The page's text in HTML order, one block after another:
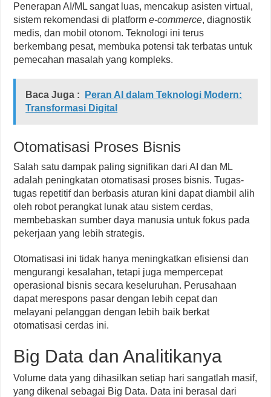
Penerapan AI/ML sangat luas, mencakup asisten virtual,
sistem rekomendasi di platforme-commerce, diagnostik
medis, dan mobil otonom. Teknologi ini terus
berkembang pesat, membuka potensi tak terbatas untuk
pemecahan masalah yang kompleks.
Baca Juga :
Peran AI dalam Teknologi Modern:
Transformasi Digital
Otomatisasi Proses Bisnis
Salah satu dampak paling signifikan dari AI dan ML
adalah peningkatan otomatisasi proses bisnis. Tugas-
tugas repetitif dan berbasis aturan kini dapat diambil alih
oleh robot perangkat lunak atau sistem cerdas,
membebaskan sumber daya manusia untuk fokus pada
pekerjaan yang lebih strategis.
Otomatisasi ini tidak hanya meningkatkan efisiensi dan
mengurangi kesalahan, tetapi juga mempercepat
operasional bisnis secara keseluruhan. Perusahaan
dapat merespons pasar dengan lebih cepat dan
melayani pelanggan dengan lebih baik berkat
otomatisasi cerdas ini.
Big Data dan Analitikanya
Volume data yang dihasilkan setiap hari sangatlah masif,
yang dikenal sebagai Big Data. Data ini berasal dari